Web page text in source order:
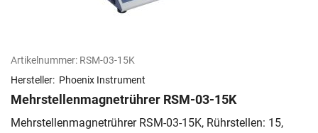
Artikelnummer: RSM-03-15K
Hersteller: Phoenix Instrument
Mehrstellenmagnetrührer RSM-03-15K
Mehrstellenmagnetrührer RSM-03-15K, Rührstellen: 15,